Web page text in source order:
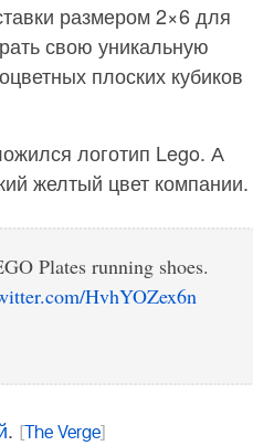
размером 2×6 для
свою уникальную
плоских кубиков
логотип Lego. А
желтый цвет компании.
Plates running shoes.
HvhYOZex6n
. The Verge